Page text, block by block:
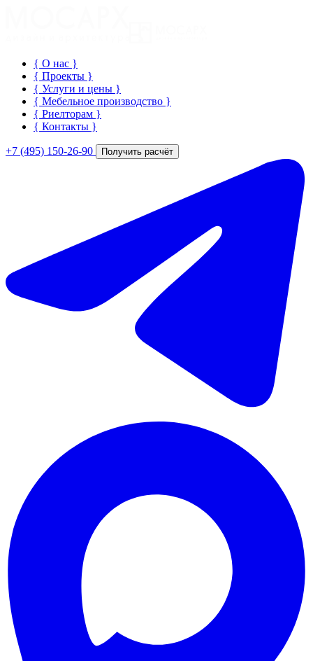
{ О нас }
{ Проекты }
{ Услуги и цены }
{ Мебельное производство }
{ Риелторам }
{ Контакты }
+7 (495) 150-26-90 Получить расчёт